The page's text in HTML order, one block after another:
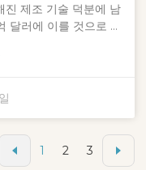
진 제조 기술 덕분에 남
달러에 이를 것으로 예
높은 기준을 고수하는
이해하면 제조업체는
는 고객의 요구에 부
적인 시장에서 성공하
을 소개합니다.
1 2 3